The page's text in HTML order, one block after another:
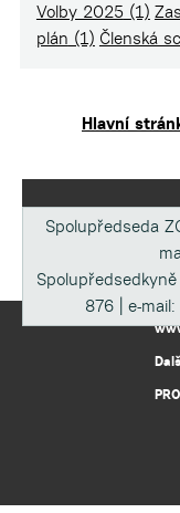
Volby 2025(1)
plán (1) Členská
Hlavní
Spolupředseda
876 | e-mail: